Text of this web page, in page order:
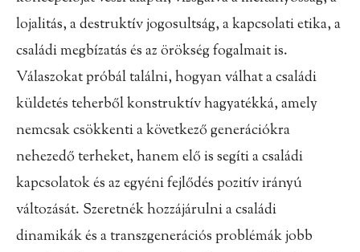
lojalitás, a destruktív jogosultság, a kapcsolati etika, a
családi megbízatás és az örökség fogalmait is.
Válaszokat próbál találni, hogyan válhat a családi
küldetés teherből konstruktív hagyatékká, amely
nemcsak csökkenti a következő generációkra
nehezedő terheket, hanem elő is segíti a családi
kapcsolatok és az egyéni fejlődés pozitív irányú
változását. Szeretnék hozzájárulni a családi
dinamikák és a transzgenerációs problémák jobb